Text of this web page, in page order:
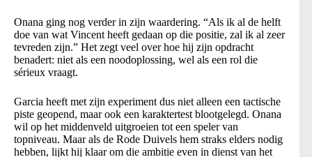
Onana ging nog verder in zijn waardering. “Als ik al de helft
doe van wat Vincent heeft gedaan op die positie, zal ik al zeer
tevreden zijn.” Het zegt veel over hoe hij zijn opdracht
benadert: niet als een noodoplossing, wel als een rol die
sérieux vraagt.
Garcia heeft met zijn experiment dus niet alleen een tactische
piste geopend, maar ook een karaktertest blootgelegd. Onana
wil op het middenveld uitgroeien tot een speler van
topniveau. Maar als de Rode Duivels hem straks elders nodig
hebben, lijkt hij klaar om die ambitie even in dienst van het